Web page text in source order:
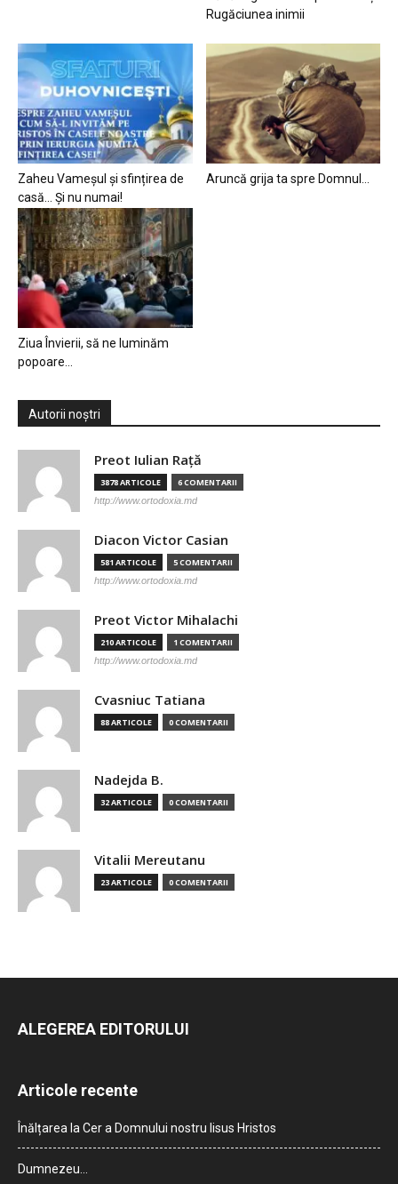
Rugăciunea inimii
Zaheu Vameșul și sfințirea de
casă… Și nu numai!
Aruncă grija ta spre Domnul…
Ziua Învierii, să ne luminăm
popoare…
Autorii noștri
Preot Iulian Raţă
3878 ARTICOLE 6 COMENTARII
http://www.ortodoxia.md
Diacon Victor Casian
581 ARTICOLE 5 COMENTARII
http://www.ortodoxia.md
Preot Victor Mihalachi
210 ARTICOLE 1 COMENTARII
http://www.ortodoxia.md
Cvasniuc Tatiana
88 ARTICOLE 0 COMENTARII
Nadejda B.
32 ARTICOLE 0 COMENTARII
Vitalii Mereutanu
23 ARTICOLE 0 COMENTARII
ALEGEREA EDITORULUI
Articole recente
Înălțarea la Cer a Domnului nostru Iisus Hristos
Dumnezeu…